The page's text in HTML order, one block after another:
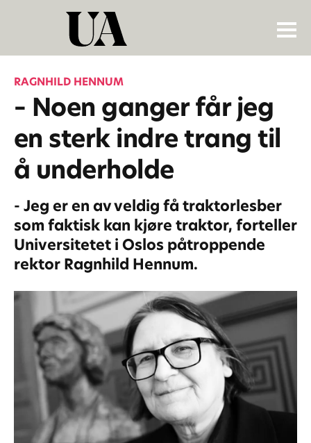
RAGNHILD HENNUM
– Noen ganger får jeg
en sterk indre trang til
å underholde
- Jeg er en av veldig få traktorlesber
som faktisk kan kjøre traktor, forteller
Universitetet i Oslos påtroppende
rektor Ragnhild Hennum.